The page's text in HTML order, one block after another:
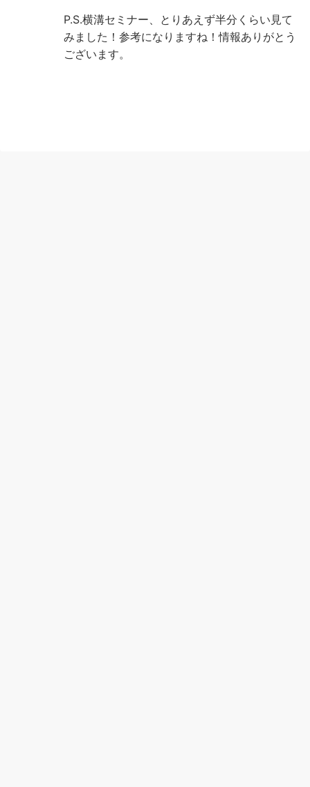
P.S.横溝セミナー、とりあえず半分くらい見て
みました！参考になりますね！情報ありがとう
ございます。